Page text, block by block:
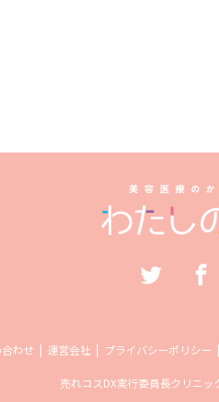
わせ 運営会社 プライバシーポリシー
売れコスDX実行委員長クリニッ